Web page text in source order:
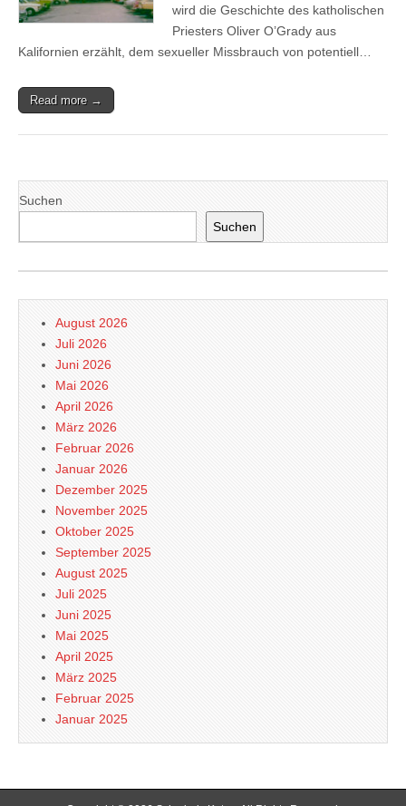
wird die Geschichte des katholischen
Priesters Oliver O’Grady aus
Kalifornien erzählt, dem sexueller Missbrauch von potentiell…
Read more →
Suchen
Suchen
August 2026
Juli 2026
Juni 2026
Mai 2026
April 2026
März 2026
Februar 2026
Januar 2026
Dezember 2025
November 2025
Oktober 2025
September 2025
August 2025
Juli 2025
Juni 2025
Mai 2025
April 2025
März 2025
Februar 2025
Januar 2025